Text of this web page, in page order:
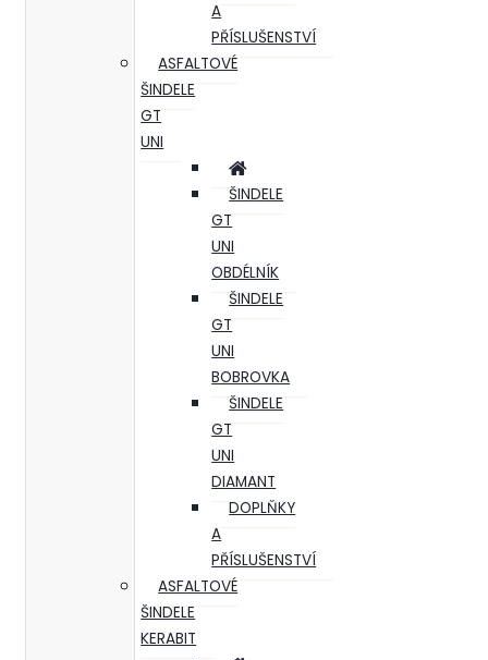
A
PŘÍSLUŠENSTVÍ
ASFALTOVÉ
ŠINDELE
GT
UNI
ŠINDELE
GT
UNI
OBDÉLNÍK
ŠINDELE
GT
UNI
BOBROVKA
ŠINDELE
GT
UNI
DIAMANT
DOPLŇKY
A
PŘÍSLUŠENSTVÍ
ASFALTOVÉ
ŠINDELE
KERABIT